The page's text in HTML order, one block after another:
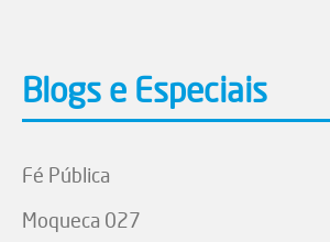
Blogs e Especiais
Fé Pública
Moqueca 027